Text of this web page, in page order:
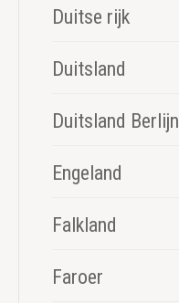
Duitse rijk
Duitsland
Duitsland Berlijn
Engeland
Falkland
Faroer